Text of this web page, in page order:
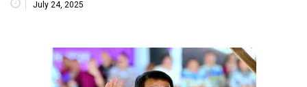
July 24, 2025